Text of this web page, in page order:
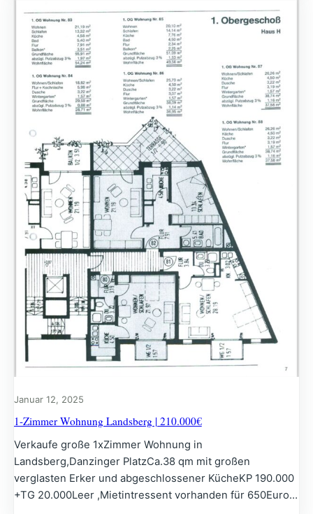
Januar 12, 2025
1-Zimmer Wohnung Landsberg | 210.000€
Verkaufe große 1xZimmer Wohnung in
Landsberg,Danzinger PlatzCa.38 qm mit großen
verglasten Erker und abgeschlossener KücheKP 190.000
+TG 20.000Leer ,Mietintressent vorhanden für 650Euro…